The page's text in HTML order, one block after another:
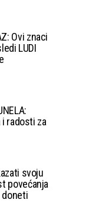
Ovi znaci
LUDI
radosti za
svoju
povećanja
doneti